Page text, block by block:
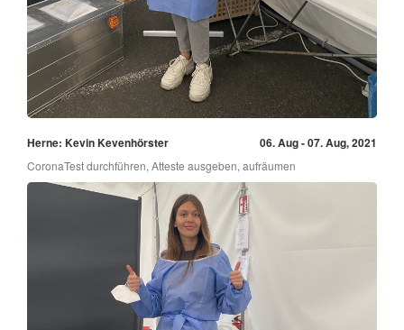
Herne: Kevin Kevenhörster 06. Aug - 07. Aug, 2021
CoronaTest durchführen, Atteste ausgeben, aufräumen